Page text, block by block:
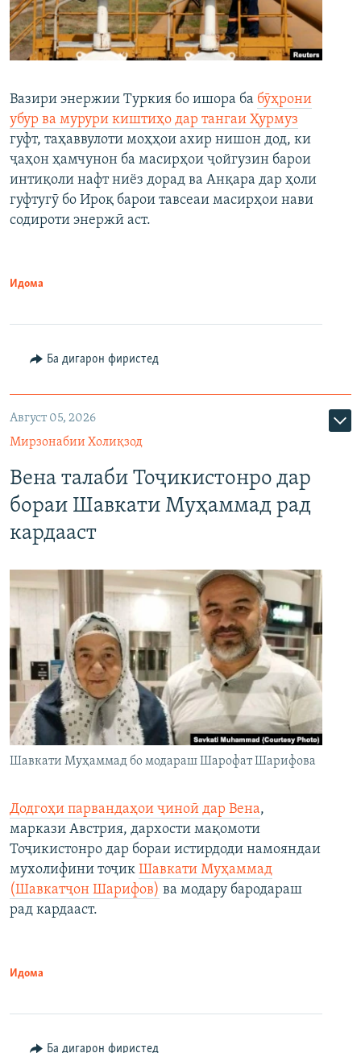
Вазири энержии Туркия бо ишора ба бӯҳрони
убур ва мурури киштиҳо дар тангаи Ҳурмуз
гуфт, таҳаввулоти моҳҳои ахир нишон дод, ки
ҷаҳон ҳамчунон ба масирҳои ҷойгузин барои
интиқоли нафт ниёз дорад ва Анқара дар ҳоли
гуфтугӯ бо Ироқ барои тавсеаи масирҳои нави
содироти энержӣ аст.
Идома
Ба дигарон фиристед
Август 05, 2026
Мирзонабии Холиқзод
Вена талаби Тоҷикистонро дар
бораи Шавкати Муҳаммад рад
кардааст
Шавкати Муҳаммад бо модараш Шарофат Шарифова
Додгоҳи парвандаҳои ҷиноӣ дар Вена,
маркази Австрия, дархости мақомоти
Тоҷикистонро дар бораи истирдоди намояндаи
мухолифини тоҷик Шавкати Муҳаммад
(Шавкатҷон Шарифов) ва модару бародараш
рад кардааст.
Идома
Ба дигарон фиристед